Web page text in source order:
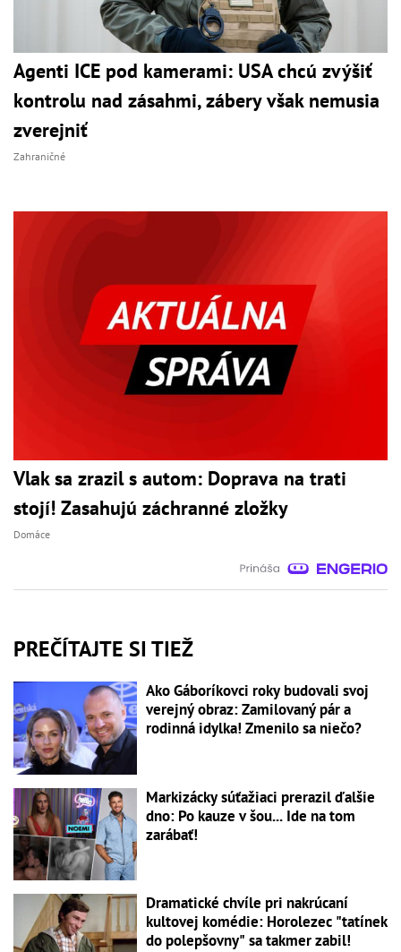
Agenti ICE pod kamerami: USA chcú zvýšiť
kontrolu nad zásahmi, zábery však nemusia
zverejniť
Zahraničné
Vlak sa zrazil s autom: Doprava na trati
stojí! Zasahujú záchranné zložky
Domáce
PREČÍTAJTE SI TIEŽ
Ako Gáboríkovci roky budovali svoj
verejný obraz: Zamilovaný pár a
rodinná idylka! Zmenilo sa niečo?
Markizácky súťažiaci prerazil ďalšie
dno: Po kauze v šou... Ide na tom
zarábať!
Dramatické chvíle pri nakrúcaní
kultovej komédie: Horolezec "tatínek
do polepšovny" sa takmer zabil!